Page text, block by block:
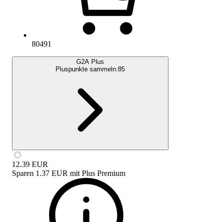
80491
G2A Plus
Pluspunkte sammeln:85
12.39 EUR
Sparen 1.37 EUR mit Plus Premium